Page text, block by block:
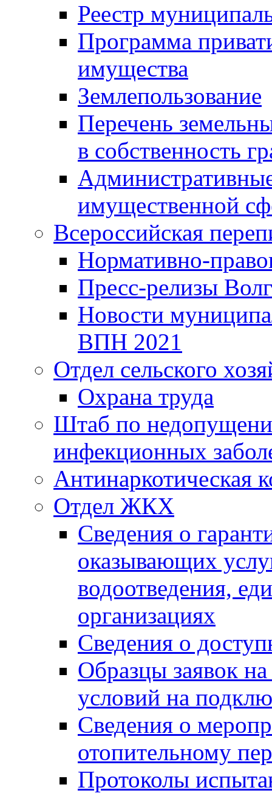
Реестр
Программа
имущества
Землепользование
Перечень
в собственность
имущественной
Всероссийская
Нормативно-
Пресс-релизы
Новости
ВПН 2021
Отдел сельского
Охрана труда
Штаб по
инфекционных
Антинаркотическая
Отдел ЖКХ
Сведения о
оказывающих
водоотведения,
организациях
Сведения о
Образцы заявок
условий на
Сведения о
отопительному
Протоколы